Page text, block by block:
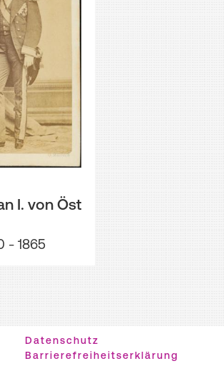
I. von Öst
- 1865
Datenschutz
Barrierefreiheitserklärung